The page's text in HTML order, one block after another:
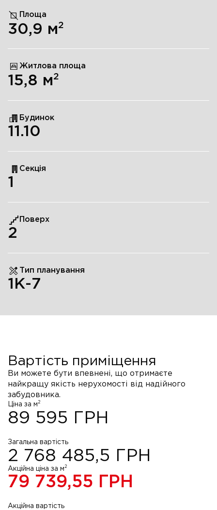
Площа
30,9 м2
Житлова площа
15,8 м2
Будинок
11.10
Секція
1
Поверх
2
Тип планування
1К-7
Вартість приміщення
Ви можете бути впевнені, що отримаєте
найкращу якість нерухомості від надійного
забудовника.
Ціна за м 2
89 595 ГРН
Загальна вартість
2 768 485,5 ГРН
Акційна ціна за м 2
79 739,55 ГРН
Акційна вартість